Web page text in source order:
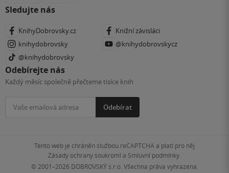
Sledujte nás
KnihyDobrovsky.cz
Knižní závisláci
knihydobrovsky
@knihydobrovskycz
@knihydobrovsky
Odebírejte nás
Každý měsíc společně přečteme tisíce knih
Odebírat
Tento web je chráněn službou reCAPTCHA a platí pro něj
Zásady ochrany soukromía Smluvní podmínky
© 2001–2026 DOBROVSKÝ s.r.o. Všechna práva vyhrazena.